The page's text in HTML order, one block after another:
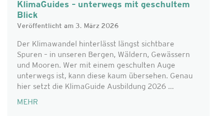
KlimaGuides – unterwegs mit geschultem
Blick
Veröffentlicht am 3. März 2026
Der Klimawandel hinterlässt längst sichtbare
Spuren – in unseren Bergen, Wäldern, Gewässern
und Mooren. Wer mit einem geschulten Auge
unterwegs ist, kann diese kaum übersehen. Genau
hier setzt die KlimaGuide Ausbildung 2026 ...
MEHR